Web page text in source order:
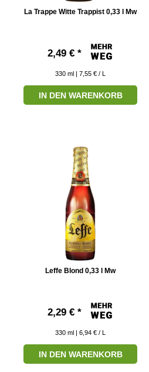
La Trappe Witte Trappist 0,33 l Mw
2,49 € *
330 ml | 7,55 € / L
IN DEN WARENKORB
Leffe Blond 0,33 l Mw
2,29 € *
330 ml | 6,94 € / L
IN DEN WARENKORB